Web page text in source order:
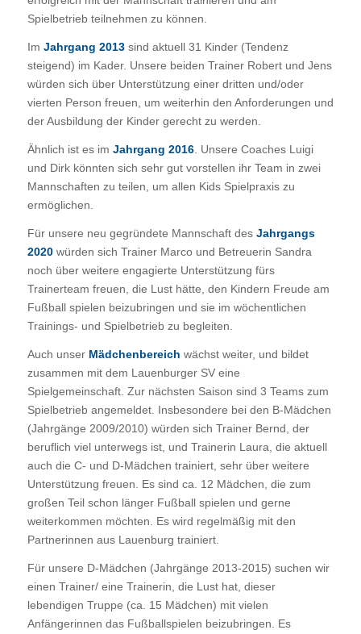
Spielbetrieb teilnehmen zu können.
Im Jahrgang 2013sind aktuell 31 Kinder (Tendenz
steigend) im Kader. Unsere beiden Trainer Robert und Jens
würden sich über Unterstützung einer dritten und/oder
vierten Person freuen, um weiterhin den Anforderungen und
der Ausbildung der Kinder gerecht zu werden.
Ähnlich ist es im Jahrgang 2016. Unsere Coaches Luigi
und Dirk könnten sich sehr gut vorstellen ihr Team in zwei
Mannschaften zu teilen, um allen Kids Spielpraxis zu
ermöglichen.
Für unsere neu gegründete Mannschaft des Jahrgangs
2020würden sich Trainer Marco und Betreuerin Sandra
noch über weitere engagierte Unterstützung fürs
Trainerteam freuen, die Lust hätte, den Kindern Freude am
Fußball spielen beizubringen und sie im wöchentlichen
Trainings- und Spielbetrieb zu begleiten.
Auch unser Mädchenbereich wächst weiter, und bildet
zusammen mit dem Lauenburger SV eine
Spielgemeinschaft. Zur nächsten Saison sind 3 Teams zum
Spielbetrieb angemeldet. Insbesondere bei den B-Mädchen
(Jahrgänge 2009/2010) würden sich Trainer Bernd, der
beruflich viel unterwegs ist, und Trainerin Laura, die aktuell
auch die C- und D-Mädchen trainiert, sehr über weitere
Unterstützung freuen. Es sind ca. 12 Mädchen, die zum
großen Teil schon länger Fußball spielen und gerne
weiterkommen möchten. Es wird regelmäßig mit den
Partnerinnen aus Lauenburg trainiert.
Für unsere D-Mädchen (Jahrgänge 2013-2015) suchen wir
einen Trainer/ eine Trainerin, die Lust hat, dieser
lebendigen Truppe (ca. 15 Mädchen) mit vielen
Anfängerinnen das Fußballspielen beizubringen. Es